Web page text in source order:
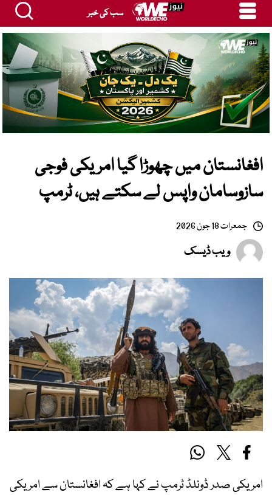
سب کی خبر
افغانستان میں چھوڑا گیا امریکی فوجی
سازوسامان واپس لے سکتے ہیں، ٹرمپ
جمعرات 18 جون 2026
ویب ڈیسک
امریکی صدر ڈونلڈ ٹرمپ نے کہا ہے کہ افغانستان سے امریکی